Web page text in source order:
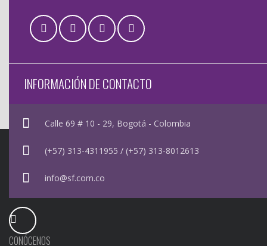
INFORMACIÓN DE CONTACTO
Calle 69 # 10 - 29, Bogotá - Colombia
(+57) 313-4311955 / (+57) 313-8012613
info@sf.com.co
CONÓCENOS